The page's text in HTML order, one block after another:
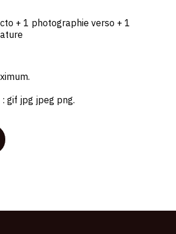
+ 1 photographie verso + 1
gif jpg jpeg png.